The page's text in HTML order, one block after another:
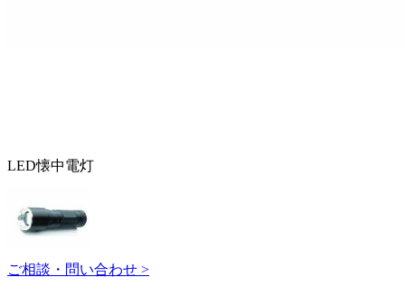
LED懐中電灯
ご相談・問い合わせ >